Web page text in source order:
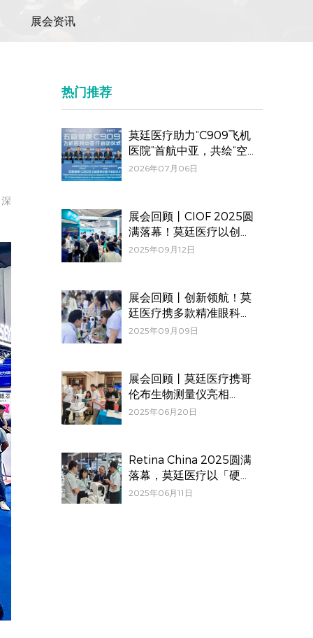
展会资讯
热门推荐
莫廷医疗助力“C909飞机
医院”首航中亚，共绘“空
中健康丝绸之路”睛彩答卷
2026年07月06日
展会回顾丨CIOF 2025圆
满落幕！莫廷医疗以创新
之力助力视光行业“睛”彩
2025年09月12日
展会回顾丨创新领航！莫
廷医疗携多款精准眼科设
备及解决方案闪耀CCOS
2025年09月09日
展会回顾丨莫廷医疗携哥
伦布生物测量仪亮相
Vision China 2025
2025年06月20日
Retina China 2025圆满
落幕，莫廷医疗以「硬核
实力」交出亮眼答卷！
2025年06月11日